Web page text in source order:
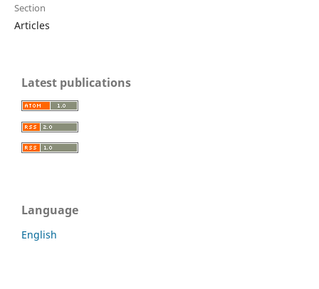
Section
Articles
Latest publications
Language
English